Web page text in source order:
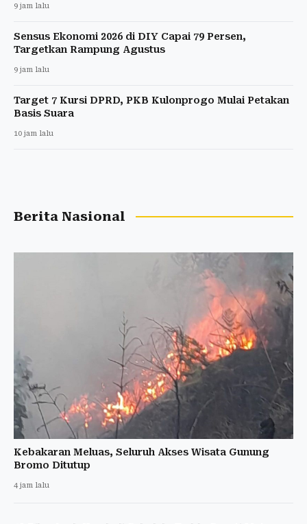
9 jam lalu
Sensus Ekonomi 2026 di DIY Capai 79 Persen,
Targetkan Rampung Agustus
9 jam lalu
Target 7 Kursi DPRD, PKB Kulonprogo Mulai Petakan
Basis Suara
10 jam lalu
Berita Nasional
Kebakaran Meluas, Seluruh Akses Wisata Gunung
Bromo Ditutup
4 jam lalu